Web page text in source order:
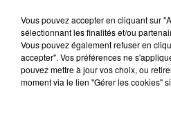
RIVIERA
She Doesn't Mind
ORIA
Soiree
Vous pouvez accepter en cliquant sur
sélectionnant les finalités et/ou
Vous pouvez également refuser en
accepter". Vos préférences ne
pouvez mettre à jour vos choix, ou
moment via le lien "Gérer les cookies"